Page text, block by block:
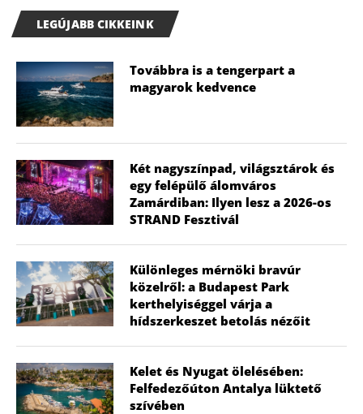
LEGÚJABB CIKKEINK
Továbbra is a tengerpart a
magyarok kedvence
Két nagyszínpad, világsztárok és
egy felépülő álomváros
Zamárdiban: Ilyen lesz a 2026-os
STRAND Fesztivál
Különleges mérnöki bravúr
közelről: a Budapest Park
kerthelyiséggel várja a
hídszerkeszet betolás nézőit
Kelet és Nyugat ölelésében:
Felfedezőúton Antalya lüktető
szívében